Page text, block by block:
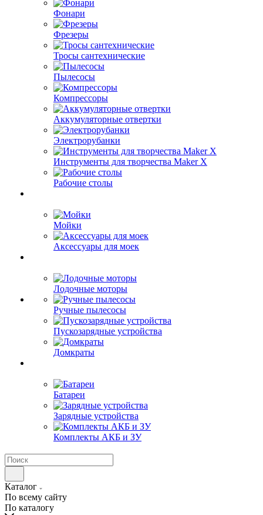
Фонари
Фрезеры
Тросы сантехнические
Пылесосы
Компрессоры
Аккумуляторные отвертки
Электрорубанки
Инструменты для творчества Maker X
Рабочие столы
Мойки
Аксессуары для моек
Лодочные моторы
Ручные пылесосы
Пускозарядные устройства
Домкраты
Батареи
Зарядные устройства
Комплекты АКБ и ЗУ
Каталог
По всему сайту
По каталогу